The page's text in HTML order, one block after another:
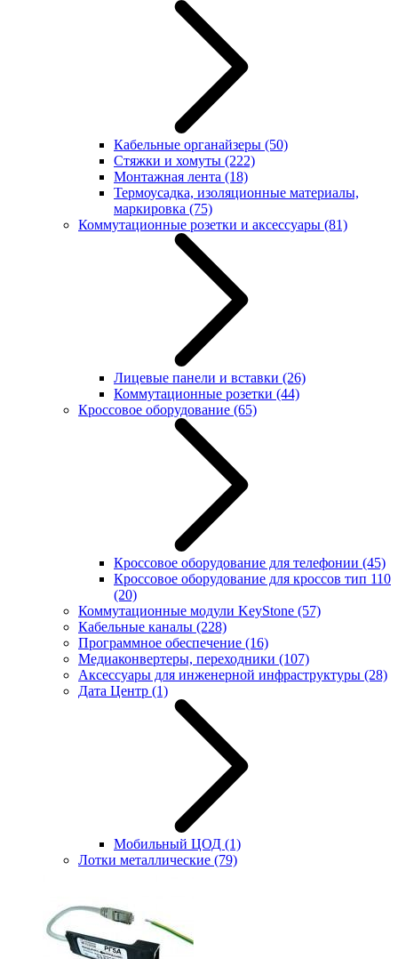
Кабельные органайзеры (50)
Стяжки и хомуты (222)
Монтажная лента (18)
Термоусадка, изоляционные материалы,
маркировка (75)
Коммутационные розетки и аксессуары (81)
Лицевые панели и вставки (26)
Коммутационные розетки (44)
Кроссовое оборудование (65)
Кроссовое оборудование для телефонии (45)
Кроссовое оборудование для кроссов тип 110
(20)
Коммутационные модули KeyStone (57)
Кабельные каналы (228)
Программное обеспечение (16)
Медиаконвертеры, переходники (107)
Аксессуары для инженерной инфраструктуры (28)
Дата Центр (1)
Мобильный ЦОД (1)
Лотки металлические (79)